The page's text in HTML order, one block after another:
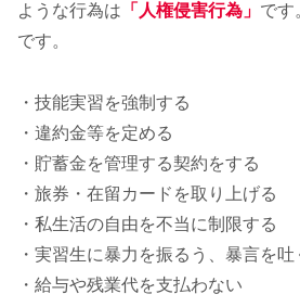
ような行為は 「人権侵害行為」 です
です。
・技能実習を強制する
・違約金等を定める
・貯蓄金を管理する契約をする
・旅券・在留カードを取り上げる
・私生活の自由を不当に制限する
・実習生に暴力を振るう、暴言を吐
・給与や残業代を支払わない